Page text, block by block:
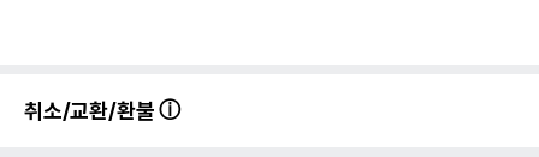
AS책임자와 전화번호
취소/교환/환불